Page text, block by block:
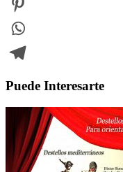
Puede Interesarte